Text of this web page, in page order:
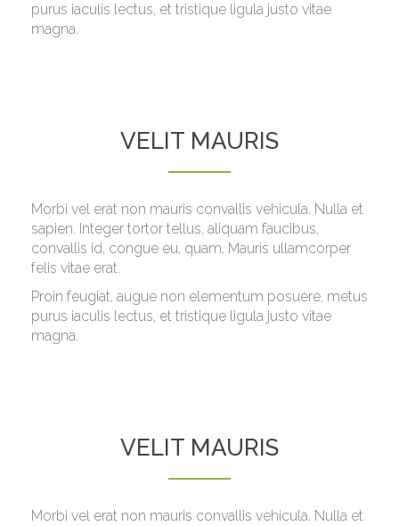
purus iaculis lectus, et tristique ligula justo vitae
magna.
VELIT MAURIS
Morbi vel erat non mauris convallis vehicula. Nulla et
sapien. Integer tortor tellus, aliquam faucibus,
convallis id, congue eu, quam. Mauris ullamcorper
felis vitae erat.
Proin feugiat, augue non elementum posuere, metus
purus iaculis lectus, et tristique ligula justo vitae
magna.
VELIT MAURIS
Morbi vel erat non mauris convallis vehicula. Nulla et